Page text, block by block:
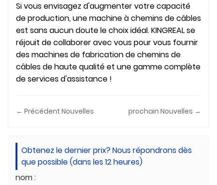
Si vous envisagez d'augmenter votre capacité
de production, une machine à chemins de câbles
est sans aucun doute le choix idéal. KINGREAL se
réjouit de collaborer avec vous pour vous fournir
des machines de fabrication de chemins de
câbles de haute qualité et une gamme complète
de services d'assistance !
← Précédent Nouvelles prochain Nouvelles →
Obtenez le dernier prix? Nous répondrons dès
que possible (dans les 12 heures)
nom :